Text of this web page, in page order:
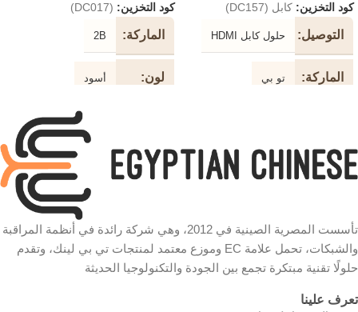
كود التخزين: كابل (DC157)
التوصيل حلول كابل HDMI
الماركة تو بي
نوع
كابل فالت المقاوم للتشابك موصل
ذهبي عالي الجودة النحاس النقي
كود التخزين: (DC017)
الماركة 2B
لون أسود
نوع
طابعة
سرعة
480 ميجابت في الثانية
تأسست المصرية الصينية في 2012، وهي شركة رائدة في أنظمة المراقبة
والشبكات، تحمل علامة EC وموزع معتمد لمنتجات تي بي لينك، وتقدم
حلولًا تقنية مبتكرة تجمع بين الجودة والتكنولوجيا الحديثة
تعرف علينا